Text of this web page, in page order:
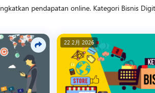
pendapatan online. Kategori Bisnis
produk berbasis Source Code menjadi
yang berkelanjutan di era transformasi
22 2月 2026